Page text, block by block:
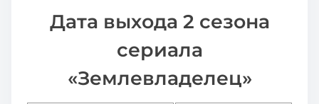
Дата выхода 2 сезона
сериала
«Землевладелец»